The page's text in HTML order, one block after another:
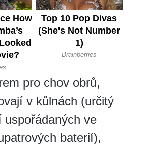
pro chov obrů,
v kůlnách (určitý
uspořádaných ve
baterií),